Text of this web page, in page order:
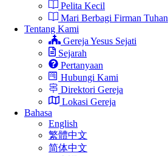
Pelita Kecil
Mari Berbagi Firman Tuhan
Tentang Kami
Gereja Yesus Sejati
Sejarah
Pertanyaan
Hubungi Kami
Direktori Gereja
Lokasi Gereja
Bahasa
English
繁體中文
简体中文